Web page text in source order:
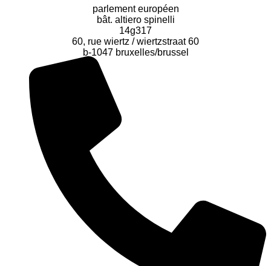
parlement européen
bât. altiero spinelli
14g317
60, rue wiertz / wiertzstraat 60
b-1047 bruxelles/brussel